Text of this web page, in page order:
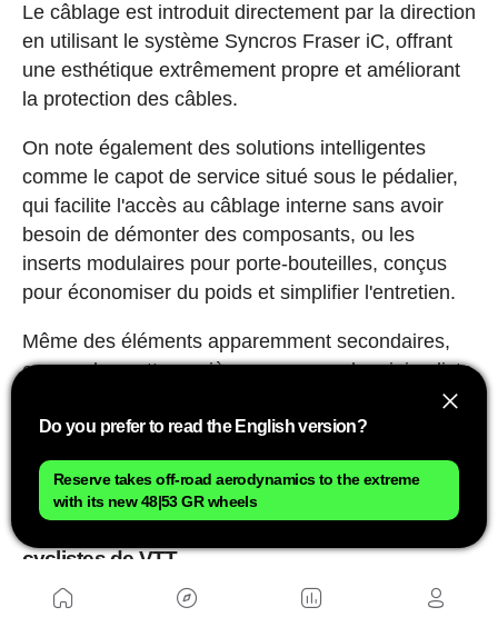
Le câblage est introduit directement par la direction
en utilisant le système Syncros Fraser iC, offrant
une esthétique extrêmement propre et améliorant
la protection des câbles.
On note également des solutions intelligentes
comme le capot de service situé sous le pédalier,
qui facilite l'accès au câblage interne sans avoir
besoin de démonter des composants, ou les
inserts modulaires pour porte-bouteilles, conçus
pour économiser du poids et simplifier l'entretien.
Même des éléments apparemment secondaires,
comme les pattes arrière creuses ou le minimaliste
d'une stratégie globale visant à réduire les
grammes sans compromettre la fonctionnalité.
Le Scale Gravel prouve que de nombreux
cyclistes de VTT
Do you prefer to read the English version?
Reserve takes off-road aerodynamics to the extreme
with its new 48|53 GR wheels